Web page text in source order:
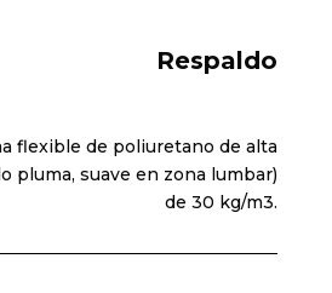
Respaldo
flexible de poliuretano de alta
pluma, suave en zona lumbar)
de 30 kg/m3.